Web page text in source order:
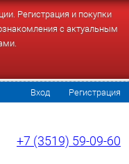
Регистрация и покупки
с актуальным
Вход Регистрация
+7 (3519) 59-09-60